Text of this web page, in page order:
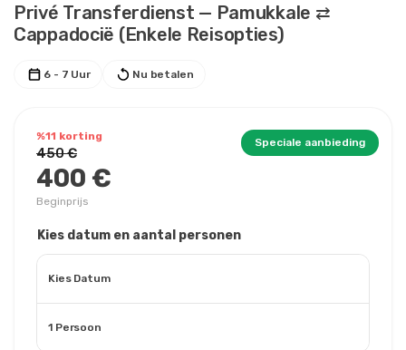
Privé Transferdienst — Pamukkale ⇄
Cappadocië (Enkele Reisopties)
6 - 7 Uur Nu betalen
Speciale aanbieding
%11 korting
450 €
400 €
Beginprijs
Kies datum en aantal personen
Kies Datum
1 Persoon